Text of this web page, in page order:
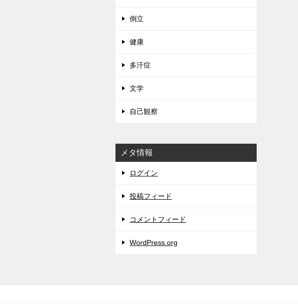
倒立
健康
多汗症
文学
自己観察
メタ情報
ログイン
投稿フィード
コメントフィード
WordPress.org